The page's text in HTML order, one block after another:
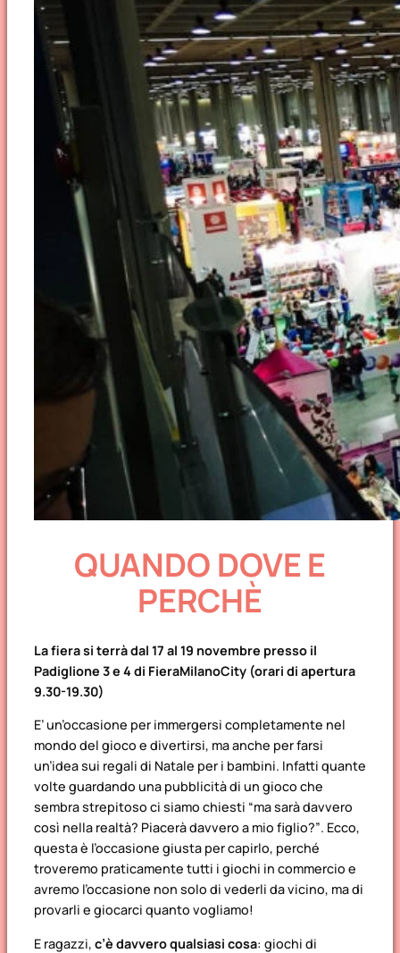
QUANDO DOVE E
PERCHÈ
La fiera si terrà dal 17 al 19 novembre presso il
Padiglione 3 e 4 di FieraMilanoCity (orari di apertura
9.30-19.30)
E’ un’occasione per immergersi completamente nel
mondo del gioco e divertirsi, ma anche per farsi
un’idea sui regali di Natale per i bambini. Infatti quante
volte guardando una pubblicità di un gioco che
sembra strepitoso ci siamo chiesti “ma sarà davvero
così nella realtà? Piacerà davvero a mio figlio?”. Ecco,
questa è l’occasione giusta per capirlo, perché
troveremo praticamente tutti i giochi in commercio e
avremo l’occasione non solo di vederli da vicino, ma di
provarli e giocarci quanto vogliamo!
E ragazzi, c’è davvero qualsiasi cosa: giochi di